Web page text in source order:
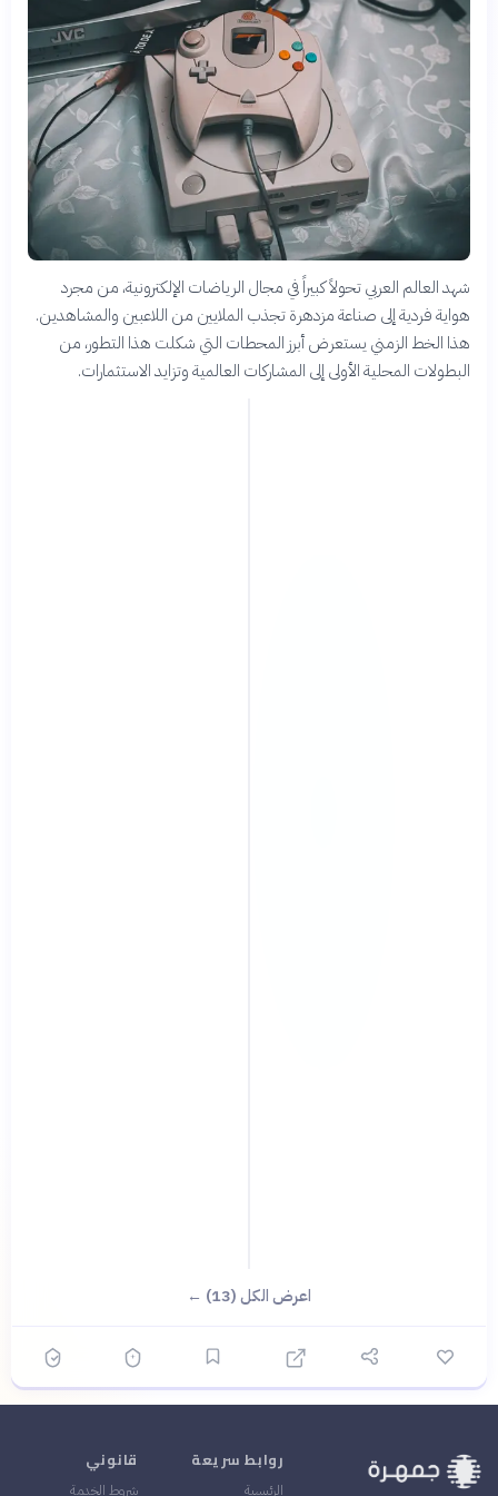
شهد العالم العربي تحولاً كبيراً في مجال الرياضات الإلكترونية، من مجرد
هواية فردية إلى صناعة مزدهرة تجذب الملايين من اللاعبين والمشاهدين.
هذا الخط الزمني يستعرض أبرز المحطات التي شكلت هذا التطور، من
البطولات المحلية الأولى إلى المشاركات العالمية وتزايد الاستثمارات.
اعرض الكل (13) ←
روابط سريعة
الرئيسية
قانوني
شروط الخدمة